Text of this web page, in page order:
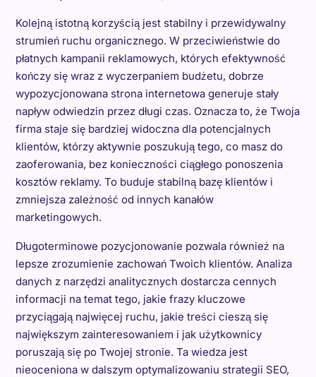
Kolejną istotną korzyścią jest stabilny i przewidywalny
strumień ruchu organicznego. W przeciwieństwie do
płatnych kampanii reklamowych, których efektywność
kończy się wraz z wyczerpaniem budżetu, dobrze
wypozycjonowana strona internetowa generuje stały
napływ odwiedzin przez długi czas. Oznacza to, że Twoja
firma staje się bardziej widoczna dla potencjalnych
klientów, którzy aktywnie poszukują tego, co masz do
zaoferowania, bez konieczności ciągłego ponoszenia
kosztów reklamy. To buduje stabilną bazę klientów i
zmniejsza zależność od innych kanałów
marketingowych.
Długoterminowe pozycjonowanie pozwala również na
lepsze zrozumienie zachowań Twoich klientów. Analiza
danych z narzędzi analitycznych dostarcza cennych
informacji na temat tego, jakie frazy kluczowe
przyciągają najwięcej ruchu, jakie treści cieszą się
największym zainteresowaniem i jak użytkownicy
poruszają się po Twojej stronie. Ta wiedza jest
nieoceniona w dalszym optymalizowaniu strategii SEO,